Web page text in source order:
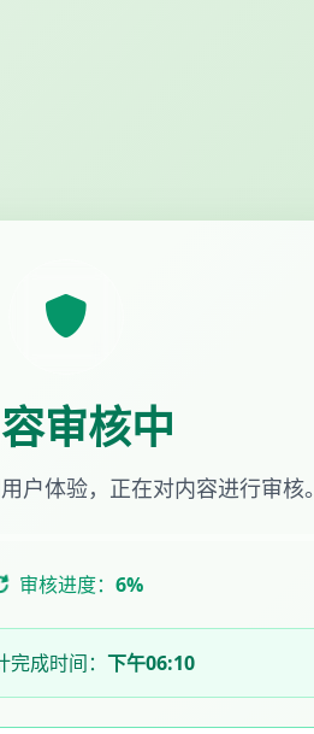
审核中
户体验，正在对内容进行审核。
审核进度： 7%
完成时间： 下午06:10